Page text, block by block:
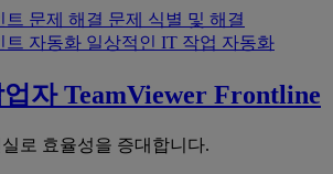
트 문제 해결 문제 식별 및 해결
트 자동화 일상적인 IT 작업 자동화
자 TeamViewer Frontline
로 효율성을 증대합니다.